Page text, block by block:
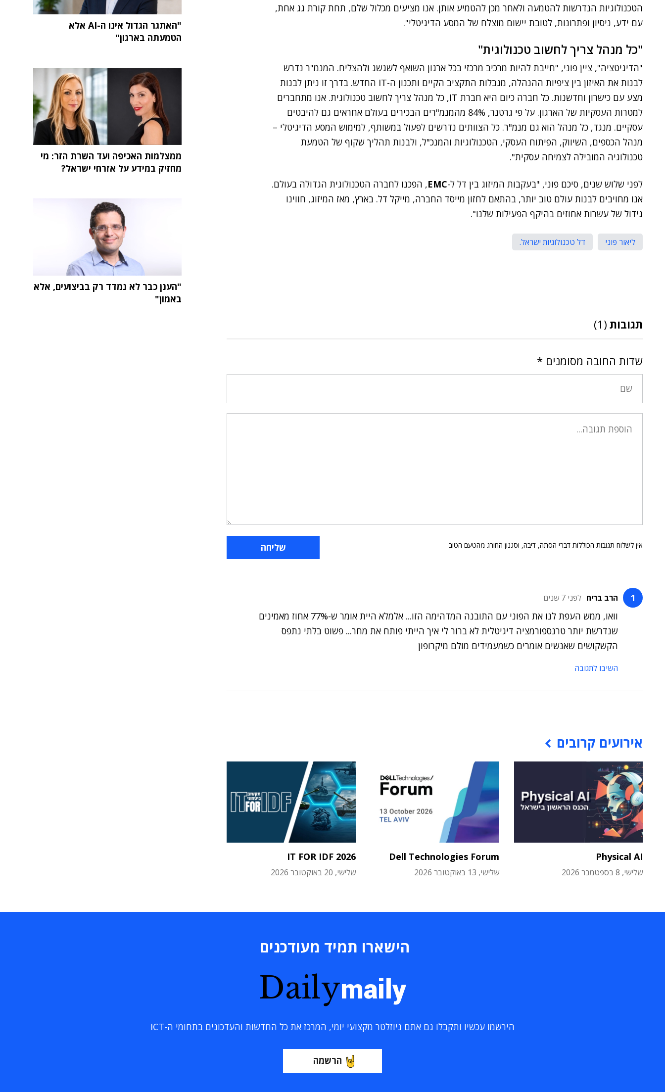
הטכנולוגיות הנדרשות להטמעה ולאחר מכן להטמיע אותן. אנו מציעים מכלול שלם, תחת קורת גג אחת,
עם ידע, ניסיון ופתרונות, לטובת יישום מוצלח של המסע הדיגיטלי".
"כל מנהל צריך לחשוב טכנולוגית"
"הדיגיטציה", ציין פוני, "חייבת להיות מרכיב מרכזי בכל ארגון השואף לשגשג ולהצליח. המנמ"ר נדרש
לבנות את האיזון בין ציפיות ההנהלה, מגבלות התקציב הקיים ותכנון ה-IT החדש. בדרך זו ניתן לבנות
מצע עם כישרון וחדשנות. כל חברה כיום היא חברת IT, כל מנהל צריך לחשוב טכנולוגית. אנו מתחברים
למטרות העסקיות של הארגון. על פי גרטנר, 84% מהמנמ"רים הבכירים בעולם אחראים גם להיבטים
עסקיים. מנגד, כל מנהל הוא גם מנמ"ר. כל הצוותים נדרשים לפעול במשותף, למימוש המסע הדיגיטלי –
מנהל הכספים, השיווק, הפיתוח העסקי, הטכנולוגיות והמנכ"ל, ולבנות תהליך שקוף של הטמעת
טכנולוגיה המובילה לצמיחה עסקית".
לפני שלוש שנים, סיכם פוני, "בעקבות המיזוג בין דל ל-EMC, הפכנו לחברה הטכנולוגית הגדולה בעולם.
אנו מחויבים לבנות עולם טוב יותר, בהתאם לחזון מייסד החברה, מייקל דל. בארץ, מאז המיזוג, חווינו
גידול של עשרות אחוזים בהיקף הפעילות שלנו".
ליאור פוני דל טכנולוגיות ישראל.
תגובות (1)
שדות החובה מסומנים *
אין לשלוח תגובות הכוללות דברי הסתה, דיבה, וסגנון החורג מהטעם הטוב
הרב בריח לפני 7 שנים
וואו, ממש העפת לנו את הפוני עם התובנה המדהימה הזו... אלמלא היית אומר ש-77% אחוז מאמינים
שנדרשת יותר טרנספורמציה דיגיטלית לא ברור לי איך הייתי פותח את מחר... פשוט בלתי נתפס
הקשקושים שאנשים אומרים כשמעמידים מולם מיקרופון
השיבו לתגובה
אירועים קרובים
Physical AI
שלישי, 8 בספטמבר 2026
Dell Technologies Forum
שלישי, 13 באוקטובר 2026
IT FOR IDF 2026
שלישי, 20 באוקטובר 2026
"האתגר הגדול אינו ה-AI אלא
הטמעתה בארגון"
ממצלמות האכיפה ועד השרת הזר: מי
מחזיק במידע על אזרחי ישראל?
"הענן כבר לא נמדד רק בביצועים, אלא
באמון"
הישארו תמיד מעודכנים
Dailymaily
הירשמו עכשיו ותקבלו גם אתם ניוזלטר מקצועי יומי, המרכז את כל החדשות והעדכונים בתחומי ה-ICT
הרשמה